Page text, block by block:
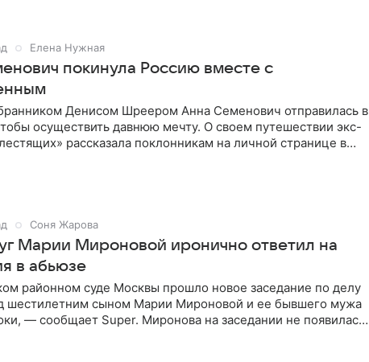
Елена Нужная
покинула Россию вместе с
Денисом Шреером Анна Семенович отправилась в
осуществить давнюю мечту. О своем путешествии экс-
рассказала поклонникам на личной странице в
Соня Жарова
Марии Мироновой иронично ответил на
в абьюзе
районном суде Москвы прошло новое заседание по делу
шестилетним сыном Марии Мироновой и ее бывшего мужа
— сообщает Super. Миронова на заседании не появилась.